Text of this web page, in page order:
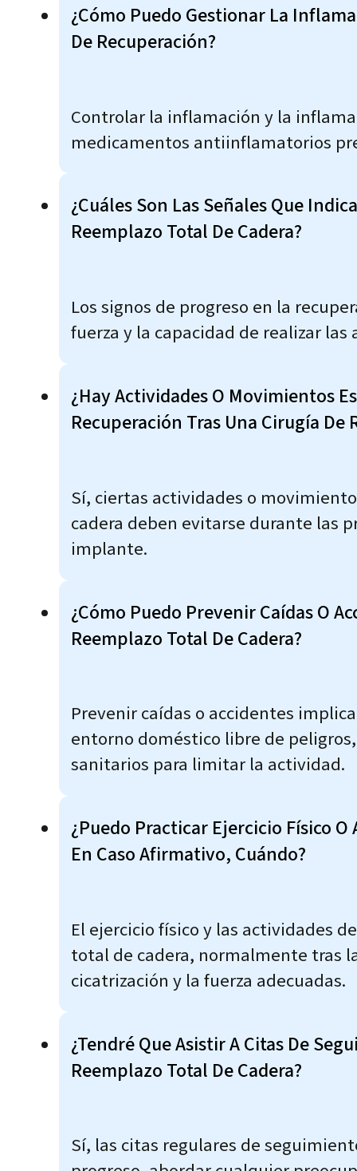
¿Cómo Puedo Gestionar La
De Recuperación?
Controlar la inflamación y la
medicamentos antiinflamatorios
¿Cuáles Son Las Señales Que
Reemplazo Total De Cadera?
Los signos de progreso en la
fuerza y la capacidad de realizar
¿Hay Actividades O Movimientos
Recuperación Tras Una Cirugía De
Sí, ciertas actividades o
cadera deben evitarse durante las
implante.
¿Cómo Puedo Prevenir Caídas O
Reemplazo Total De Cadera?
Prevenir caídas o accidentes
entorno doméstico libre de
sanitarios para limitar la actividad.
¿Puedo Practicar Ejercicio Físico
En Caso Afirmativo, Cuándo?
El ejercicio físico y las actividades
total de cadera, normalmente tras
cicatrización y la fuerza adecuadas.
¿Tendré Que Asistir A Citas De
Reemplazo Total De Cadera?
Sí, las citas regulares de